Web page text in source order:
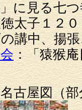
に見る七
太子１２
講中、揚
：「猿猴
古屋図（